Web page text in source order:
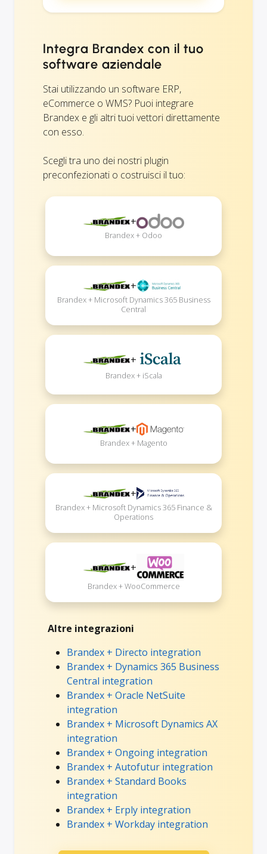
Integra Brandex con il tuo
software aziendale
Stai utilizzando un software ERP,
eCommerce o WMS? Puoi integrare
Brandex e gli altri tuoi vettori direttamente
con esso.
Scegli tra uno dei nostri plugin
preconfezionati o costruisci il tuo:
+
Brandex + Odoo
+
Brandex + Microsoft Dynamics 365 Business
Central
+
Brandex + iScala
+
Brandex + Magento
+
Brandex + Microsoft Dynamics 365 Finance &
Operations
+
Brandex + WooCommerce
Altre integrazioni
Brandex + Directo integration
Brandex + Dynamics 365 Business
Central integration
Brandex + Oracle NetSuite
integration
Brandex + Microsoft Dynamics AX
integration
Brandex + Ongoing integration
Brandex + Autofutur integration
Brandex + Standard Books
integration
Brandex + Erply integration
Brandex + Workday integration